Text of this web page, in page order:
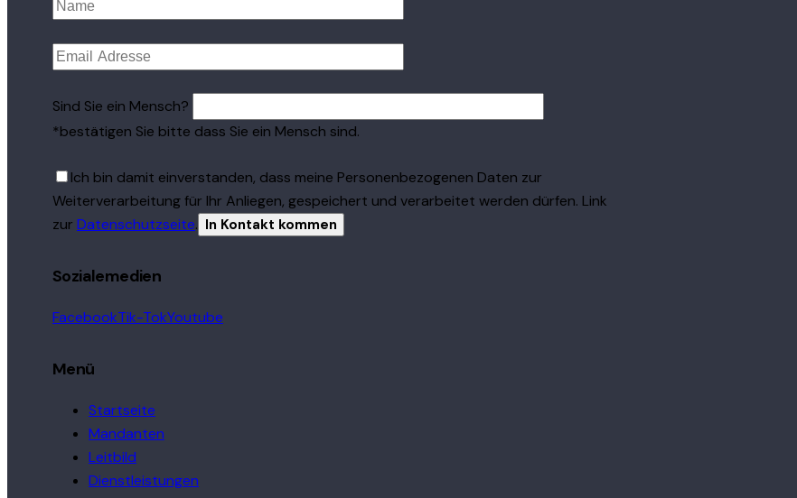
Sind Sie ein Mensch?
*bestätigen Sie bitte dass Sie ein Mensch sind.
Ich bin damit einverstanden, dass meine Personenbezogenen Daten zur
Weiterverarbeitung für Ihr Anliegen, gespeichert und verarbeitet werden dürfen. Link
zur Datenschutzseite.
Sozialemedien
FacebookTik-TokYoutube
Menü
Startseite
Mandanten
Leitbild
Dienstleistungen